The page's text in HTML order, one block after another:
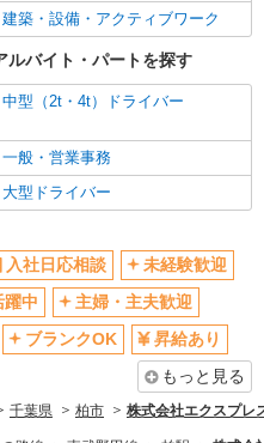
フルタイム歓迎
ピアスOK
残業ほぼなし
昼
ク・事務
土日祝休み
建築・設備・アクティブワーク
ルバイト・パートを探す
中型（2t・4t）ドライバー
一般・営業事務
大型ドライバー
入社日応相談
未経験歓迎
躍中
主婦・主夫歓迎
ブランクOK
昇給あり
もっと見る
千葉県 柏市 株式会社エクスプレ